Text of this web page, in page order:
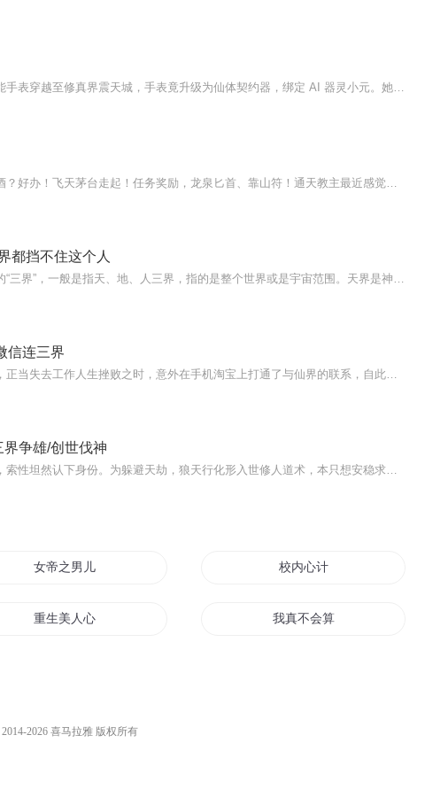
现代社畜云曦下班途中突遭异象，携智能手表穿越至修真界震天城，手表竟升级为仙体契约器，绑定 AI 器灵小元。她身负传说级元初仙体，却被修真界常规检测误判为伪废灵根，意外获得青云宗入门试炼机会。初入宗门，她以现代心智扛住问心幻境，凭器灵辅助精通...
普通人，偶得三界系统！李白吟诗想喝酒？好办！飞天茅台走起！任务奖励，龙泉匕首、靠山符！通天教主最近感觉很烦？有点难搞哦？什么？送我八九玄功？！那……肥宅快乐水配华子。什么？！杨贵妃要送我原…
都挡不住这个人
这三界我说了算！三界，是指道家所说的“三界”，一般是指天、地、人三界，指的是整个世界或是宇宙范围。天界是神仙和圣人所在的天堂或天庭，是俗人所无法高攀的神圣世界；人界也称人间、阳间，即指现实的宇宙，多指地球；地界，也称阴间。其实道教三界也...
信连三界
【内容简介】穷困潦倒的陈宇受尽冷眼，正当失去工作人生挫败之时，意外在手机淘宝上打通了与仙界的联系，自此成为在人间的发货商，与仙人买卖！以物易物！从此开始外挂人生！用太上老君仙丹救人，用火眼金睛偷看美女，学习吕洞宾醉拳收拾歹徒……这还不止...
争雄/创世伐神
旁人说他是低贱狼妖，他起先不屑争辩，索性坦然认下身份。为躲避天劫，狼天行化形入世修人道术，本只想安稳求生，不料沦为三界主神肆意摆布的棋子。不甘困于神明棋局，放不下身陷险境的挚爱，他决意挣脱宿命枷锁。既然三界规则由神划定、无处容身，那他便...
女帝之男儿心计 校内心计
重生美人心计 我真不会算计
2026 喜马拉雅 版权所有